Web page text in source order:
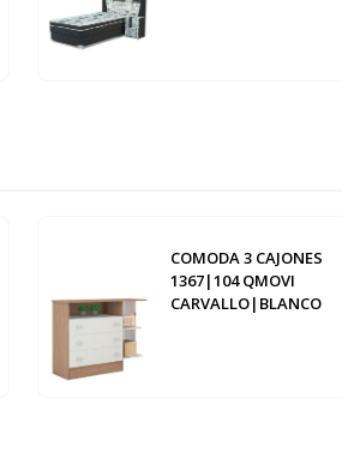
COMODA 3 CAJONES
1367|104 QMOVI
CARVALLO|BLANCO